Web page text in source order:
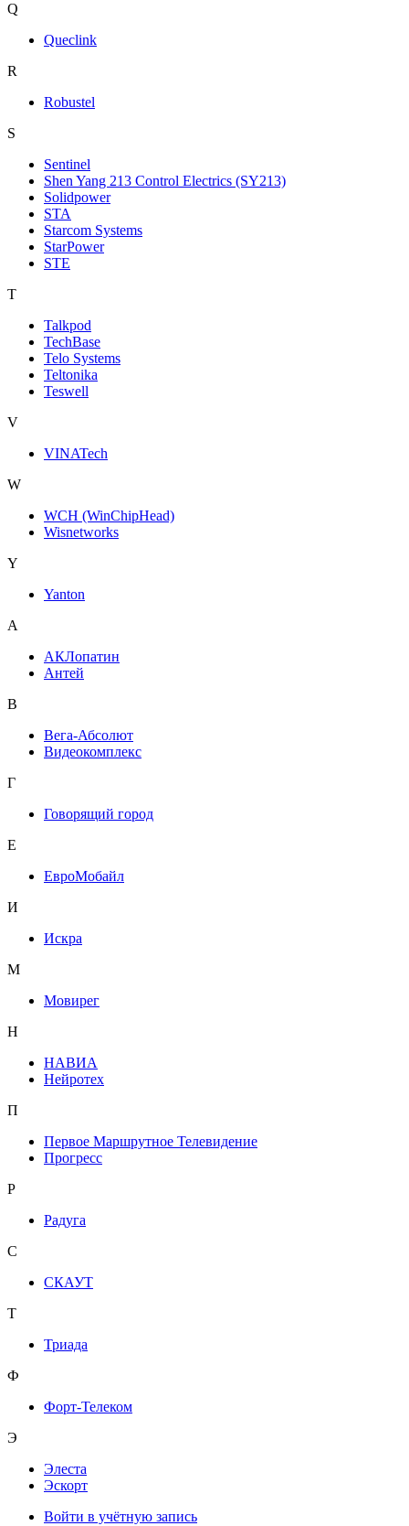
Q
Queclink
R
Robustel
S
Sentinel
Shen Yang 213 Control Electrics (SY213)
Solidpower
STA
Starcom Systems
StarPower
STE
T
Talkpod
TechBase
Telo Systems
Teltonika
Teswell
V
VINATech
W
WCH (WinChipHead)
Wisnetworks
Y
Yanton
А
АКЛопатин
Антей
В
Вега-Абсолют
Видеокомплекс
Г
Говорящий город
Е
ЕвроМобайл
И
Искра
М
Мовирег
Н
НАВИА
Нейротех
П
Первое Маршрутное Телевидение
Прогресс
Р
Радуга
С
СКАУТ
Т
Триада
Ф
Форт-Телеком
Э
Элеста
Эскорт
Войти в учётную запись